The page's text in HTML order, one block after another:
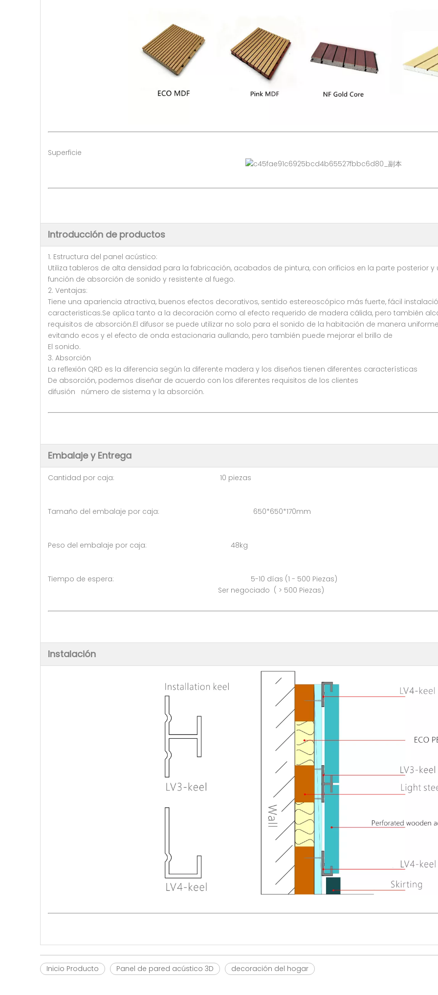
Superficie
Introducción de productos
1. Estructura del panel acústico:
Utiliza tableros de alta densidad para la fabricación, acabados de pintura, con orificios en la parte posterior
función de absorción de sonido y resistente al fuego.
2. Ventajas:
Tiene una apariencia atractiva, buenos efectos decorativos, sentido estereoscópico más fuerte, fácil
caracteristicas.Se aplica tanto a la decoración como al efecto requerido de madera cálida, pero también
requisitos de absorción.El difusor se puede utilizar no solo para el sonido de la habitación de manera
evitando ecos y el efecto de onda estacionaria aullando, pero también puede mejorar el brillo de
El sonido.
3. Absorción
La reflexión QRD es la diferencia según la diferente madera y los diseños tienen diferentes características
De absorción, podemos diseñar de acuerdo con los diferentes requisitos de los clientes
difusión número de sistema y la absorción.
Embalaje y Entrega
Cantidad por caja: 10 piezas
Tamaño del embalaje por caja: 650*650*170mm
Peso del embalaje por caja: 48kg
Tiempo de espera: 5-10 días (1 - 500 Piezas)
Ser negociado ( > 500 Piezas)
Instalación
Inicio Producto Panel de pared acústico 3D decoración del hogar